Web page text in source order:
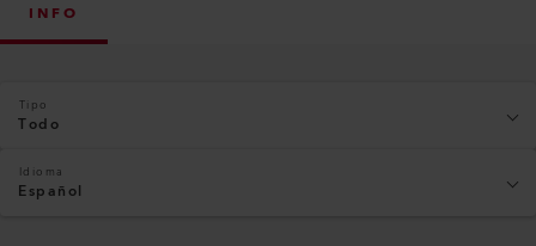
INFO
Tipo
Todo
Idioma
Español